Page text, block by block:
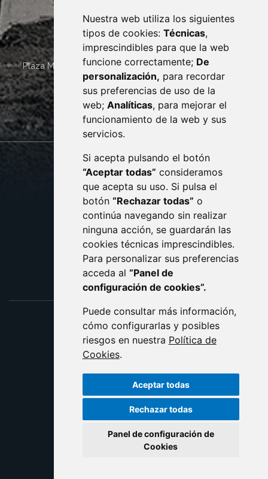
Nuestra web utiliza los siguientes
tipos de cookies: Técnicas,
imprescindibles para que la web
funcione correctamente; De
personalización, para recordar
sus preferencias de uso de la
web; Analíticas, para mejorar el
funcionamiento de la web y sus
servicios.
Si acepta pulsando el botón
“Aceptar todas” consideramos
que acepta su uso. Si pulsa el
botón “Rechazar todas” o
continúa navegando sin realizar
ninguna acción, se guardarán las
cookies técnicas imprescindibles.
Para personalizar sus preferencias
acceda al “Panel de
configuración de cookies”.
Puede consultar más información,
cómo configurarlas y posibles
riesgos en nuestra Política de
Cookies.
Aceptar todas
Rechazar todas
Panel de configuración de
Cookies
Plaza Mayor 4 22400 MONZÓN - ARAGÓN (ESPAÑA)
· (34) 974 400 700 ·
sac@monzon.es
monzon.es
CONTACTO
MAPA WEB
AVISO LEGAL
PROTECCIÓN DE DATOS
POLÍTICA DE COOKIES
ACCESIBILIDAD
ENLACE EXTERNO AL